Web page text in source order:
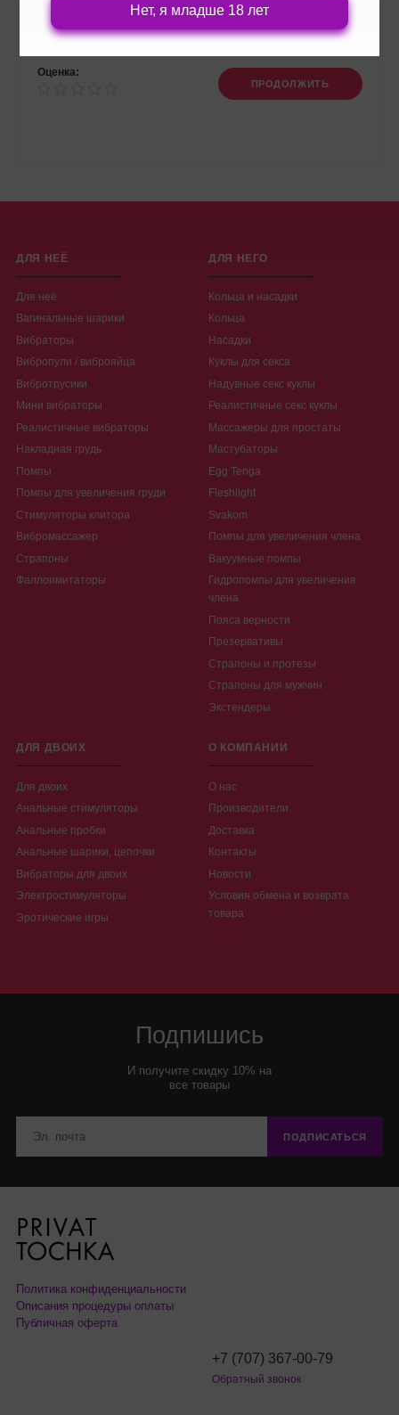
Нет, я младше 18 лет
Оценка:
ПРОДОЛЖИТЬ
ДЛЯ НЕЁ
Для неё
Вагинальные шарики
Вибраторы
Вибропули / виброяйца
Вибротрусики
Мини вибраторы
Реалистичные вибраторы
Накладная грудь
Помпы
Помпы для увеличения груди
Стимуляторы клитора
Вибромассажер
Страпоны
Фаллоимитаторы
ДЛЯ НЕГО
Кольца и насадки
Кольца
Насадки
Куклы для секса
Надувные секс куклы
Реалистичные секс куклы
Массажеры для простаты
Мастубаторы
Egg Tenga
Fleshlight
Svakom
Помпы для увеличения члена
Вакуумные помпы
Гидропомпы для увеличения
члена
Пояса верности
Презервативы
Страпоны и протезы
Страпоны для мужчин
Экстендеры
ДЛЯ ДВОИХ
Для двоих
Анальные стимуляторы
Анальные пробки
Анальные шарики, цепочки
Вибраторы для двоих
Электростимуляторы
Эротические игры
О КОМПАНИИ
О нас
Производители
Доставка
Контакты
Новости
Условия обмена и возврата
товара
Подпишись
И получите скидку 10% на
все товары
ПОДПИСАТЬСЯ
Политика конфиденциальности
Описания процедуры оплаты
Публичная оферта
+7 (707) 367-00-79
Обратный звонок